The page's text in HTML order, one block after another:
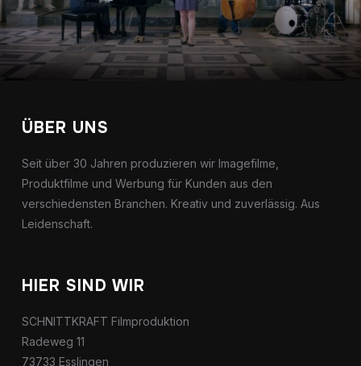
ÜBER UNS
Seit über 30 Jahren produzieren wir Imagefilme,
Produktfilme und Werbung für Kunden aus den
verschiedensten Branchen. Kreativ und zuverlässig. Aus
Leidenschaft.
HIER SIND WIR
SCHNITTKRAFT Filmproduktion
Radeweg 11
73733 Esslingen